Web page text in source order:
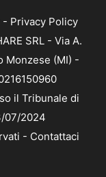
- Privacy Policy
SRL - Via A.
Monzese (MI) -
il Tribunale di
07/2024
- Contattaci